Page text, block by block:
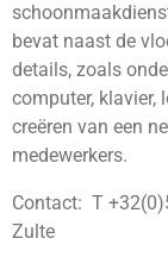
bevat naast de
details, zoals
computer, klavier,
creëren van een
medewerkers.
Contact: T
Zulte